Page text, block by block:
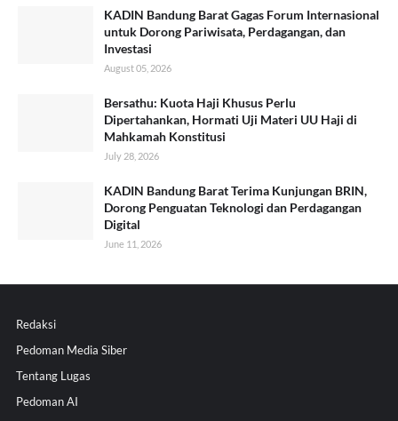
KADIN Bandung Barat Gagas Forum Internasional
untuk Dorong Pariwisata, Perdagangan, dan
Investasi
August 05, 2026
Bersathu: Kuota Haji Khusus Perlu
Dipertahankan, Hormati Uji Materi UU Haji di
Mahkamah Konstitusi
July 28, 2026
KADIN Bandung Barat Terima Kunjungan BRIN,
Dorong Penguatan Teknologi dan Perdagangan
Digital
June 11, 2026
Redaksi
Pedoman Media Siber
Tentang Lugas
Pedoman AI